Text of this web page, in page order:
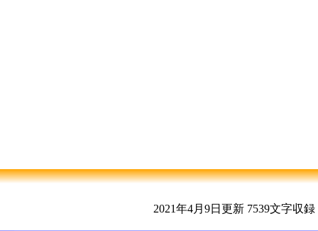
2021年4月9日更新 7539文字収録